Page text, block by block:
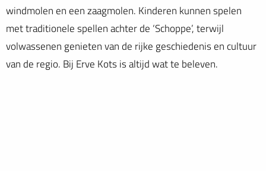
windmolen en een zaagmolen. Kinderen kunnen spelen
met traditionele spellen achter de ‘Schoppe’, terwijl
volwassenen genieten van de rijke geschiedenis en cultuur
van de regio. Bij Erve Kots is altijd wat te beleven.